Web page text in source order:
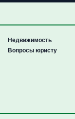
Недвижимость
Вопросы юристу